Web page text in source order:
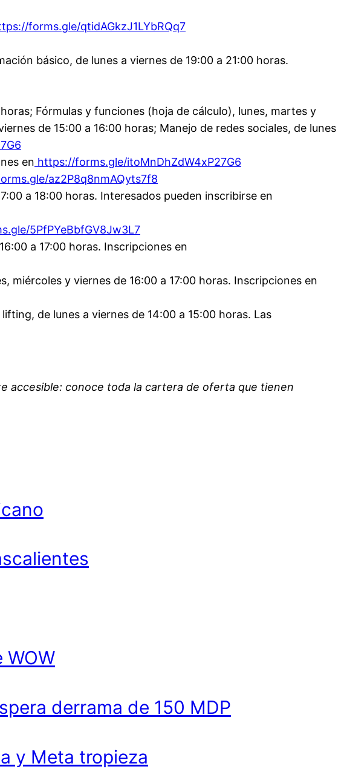
forms.gle/qtidAGkzJ1LYbRQq7
básico, de lunes a viernes de 19:00 a 21:00 horas.
Fórmulas y funciones (hoja de cálculo), lunes, martes y
de 15:00 a 16:00 horas; Manejo de redes sociales, de lunes
en https://forms.gle/itoMnDhZdW4xP27G6
az2P8q8nmAQyts7f8
a 18:00 horas. Interesados pueden inscribirse en
5PfPYeBbfGV8Jw3L7
a 17:00 horas. Inscripciones en
miércoles y viernes de 16:00 a 17:00 horas. Inscripciones en
de lunes a viernes de 14:00 a 15:00 horas. Las
accesible: conoce toda la cartera de oferta que tienen
derrama de 150 MDP
y Meta tropieza